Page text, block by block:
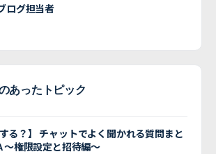
ログ担当者
あったトピック
る？】 チャットでよく聞かれる質問まと
〜権限設定と招待編〜